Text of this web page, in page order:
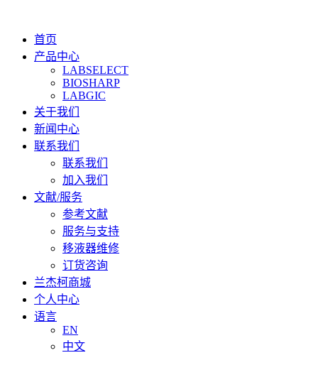
首页
产品中心
LABSELECT
BIOSHARP
LABGIC
关于我们
新闻中心
联系我们
联系我们
加入我们
文献/服务
参考文献
服务与支持
移液器维修
订货咨询
兰杰柯商城
个人中心
语言
EN
中文